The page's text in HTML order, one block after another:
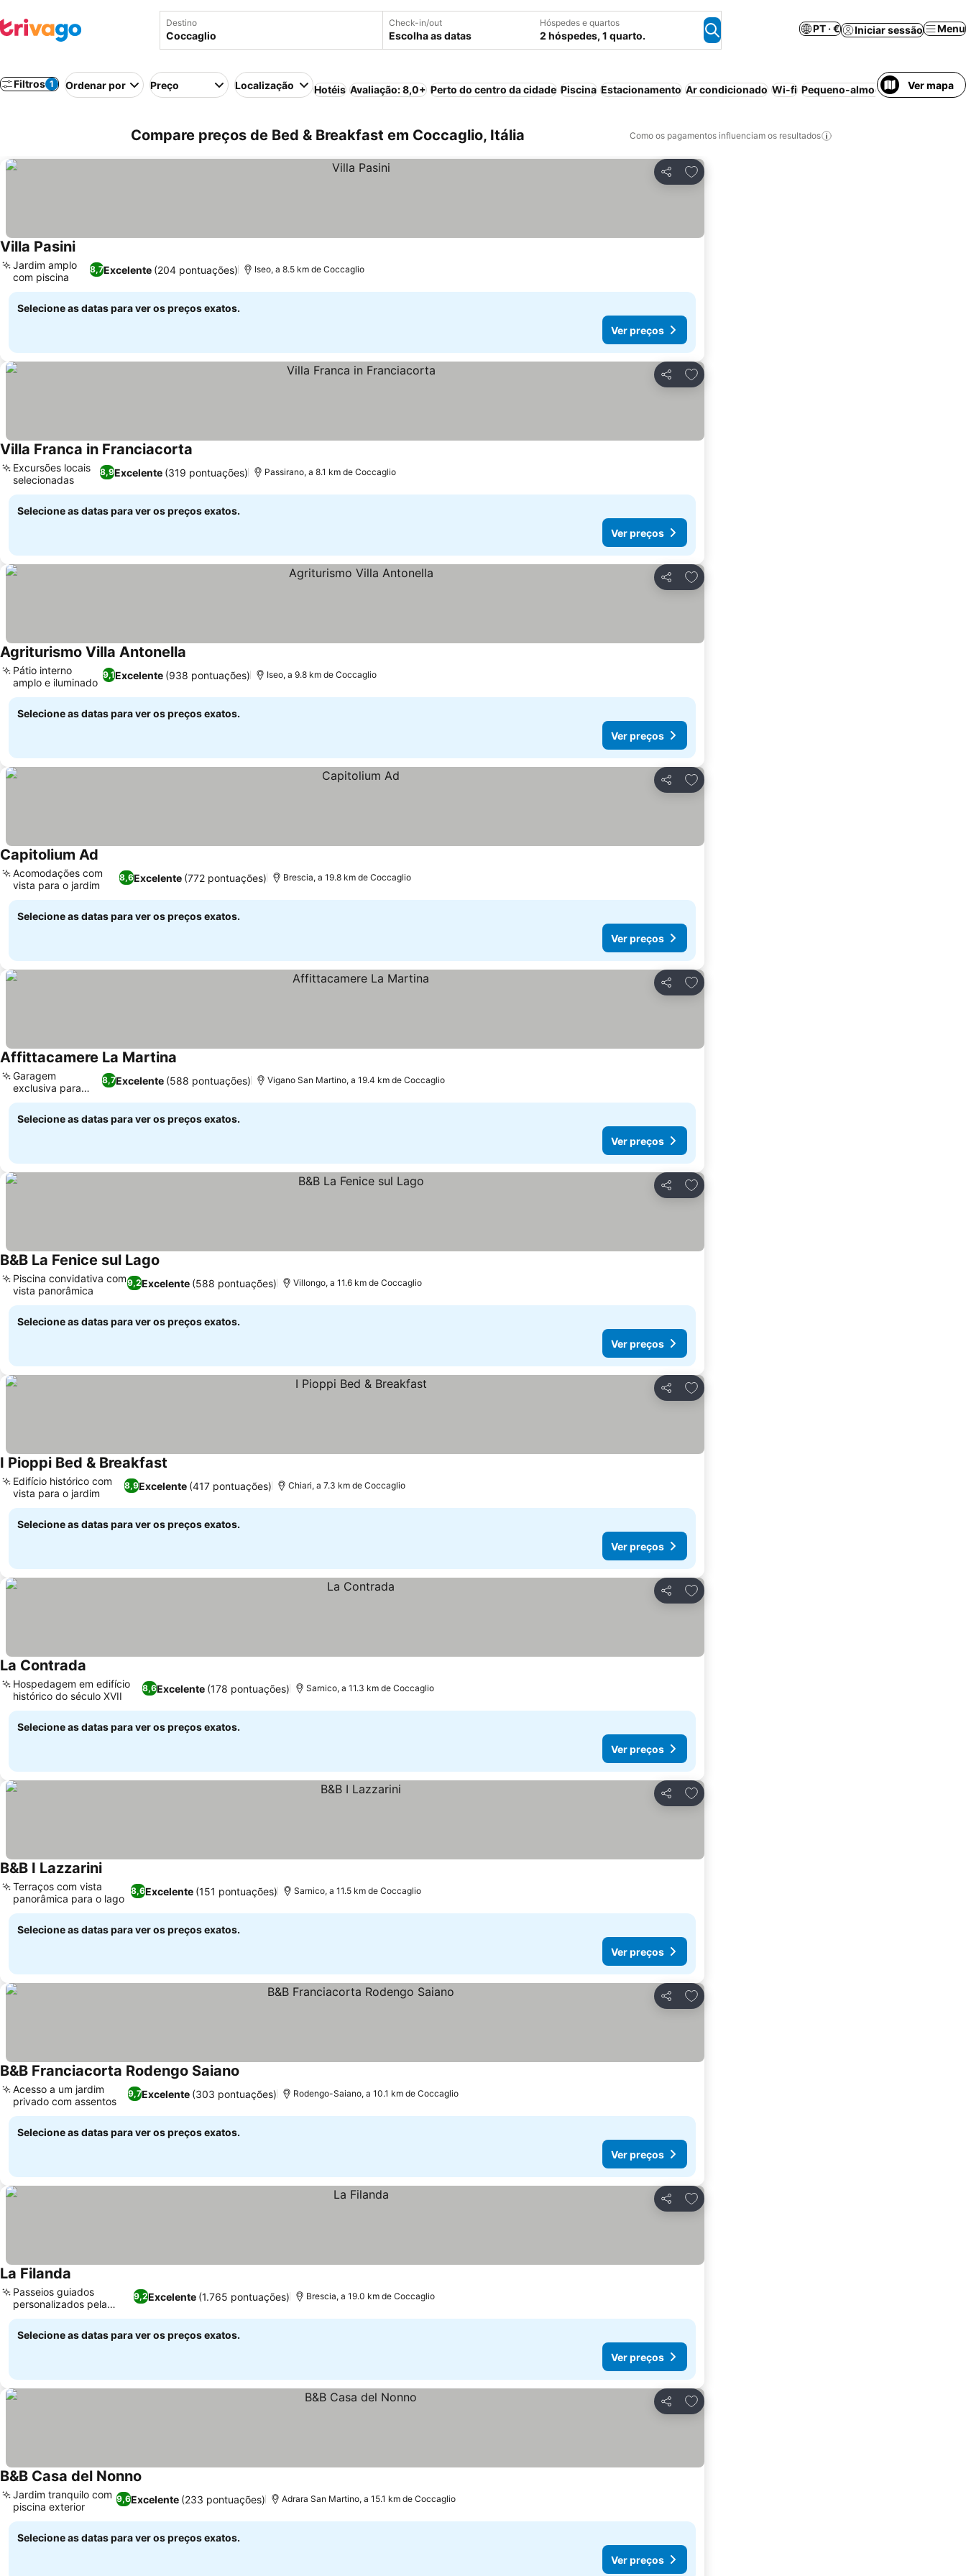
Destino Check-in/out
Escolha as datas
Hóspedes e quartos
2 hóspedes, 1 quarto.
PT · € Iniciar sessão Menu
Filtros 1 Ordenar por Preço Localização Hotéis Avaliação: 8,0+ Perto do centro da cidade Piscina Estacionamento Ar condicionado Wi-fi Pequeno-almoço incluídoVer mapa
Compare preços de Bed & Breakfast em Coccaglio, Itália Como os pagamentos influenciam os resultados
Partilhar
Adicionar aos favoritos
Villa Pasini
8,7Excelente (204 pontuações)
Jardim amplo
com piscina
Iseo, a 8.5 km de Coccaglio
Selecione as datas para ver os preços exatos.
Ver preços
Partilhar
Adicionar aos favoritos
Villa Franca in Franciacorta
8,9Excelente (319 pontuações)
Excursões locais
selecionadas
Passirano, a 8.1 km de Coccaglio
Selecione as datas para ver os preços exatos.
Ver preços
Partilhar
Adicionar aos favoritos
Agriturismo Villa Antonella
9,1Excelente (938 pontuações)
Pátio interno
amplo e iluminado
Iseo, a 9.8 km de Coccaglio
Selecione as datas para ver os preços exatos.
Ver preços
Partilhar
Adicionar aos favoritos
Capitolium Ad
8,6Excelente (772 pontuações)
Acomodações com
vista para o jardim
Brescia, a 19.8 km de Coccaglio
Selecione as datas para ver os preços exatos.
Ver preços
Partilhar
Adicionar aos favoritos
Affittacamere La Martina
8,7Excelente (588 pontuações)
Garagem
exclusiva para
motos
Vigano San Martino, a 19.4 km de Coccaglio
Selecione as datas para ver os preços exatos.
Ver preços
Partilhar
Adicionar aos favoritos
B&B La Fenice sul Lago
9,2Excelente (588 pontuações)
Piscina convidativa com
vista panorâmica
Villongo, a 11.6 km de Coccaglio
Selecione as datas para ver os preços exatos.
Ver preços
Partilhar
Adicionar aos favoritos
I Pioppi Bed & Breakfast
8,9Excelente (417 pontuações)
Edifício histórico com
vista para o jardim
Chiari, a 7.3 km de Coccaglio
Selecione as datas para ver os preços exatos.
Ver preços
Partilhar
Adicionar aos favoritos
La Contrada
8,6Excelente (178 pontuações)
Hospedagem em edifício
histórico do século XVII
Sarnico, a 11.3 km de Coccaglio
Selecione as datas para ver os preços exatos.
Ver preços
Partilhar
Adicionar aos favoritos
B&B I Lazzarini
8,6Excelente (151 pontuações)
Terraços com vista
panorâmica para o lago
Sarnico, a 11.5 km de Coccaglio
Selecione as datas para ver os preços exatos.
Ver preços
Partilhar
Adicionar aos favoritos
B&B Franciacorta Rodengo Saiano
9,7Excelente (303 pontuações)
Acesso a um jardim
privado com assentos
Rodengo-Saiano, a 10.1 km de Coccaglio
Selecione as datas para ver os preços exatos.
Ver preços
Partilhar
Adicionar aos favoritos
La Filanda
9,2Excelente (1.765 pontuações)
Passeios guiados
personalizados pela
cidade
Brescia, a 19.0 km de Coccaglio
Selecione as datas para ver os preços exatos.
Ver preços
Partilhar
Adicionar aos favoritos
B&B Casa del Nonno
9,6Excelente (233 pontuações)
Jardim tranquilo com
piscina exterior
Adrara San Martino, a 15.1 km de Coccaglio
Selecione as datas para ver os preços exatos.
Ver preços